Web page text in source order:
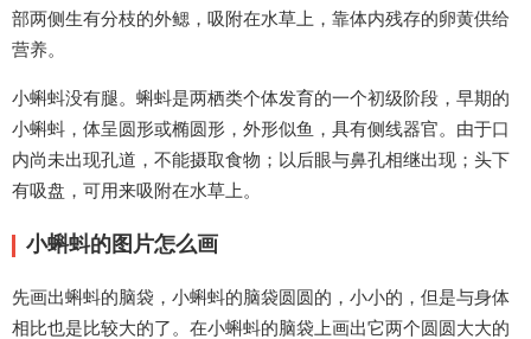
部两侧生有分枝的外鳃，吸附在水草上，靠体内残存的卵黄供给
营养。
小蝌蚪没有腿。蝌蚪是两栖类个体发育的一个初级阶段，早期的
小蝌蚪，体呈圆形或椭圆形，外形似鱼，具有侧线器官。由于口
内尚未出现孔道，不能摄取食物；以后眼与鼻孔相继出现；头下
有吸盘，可用来吸附在水草上。
小蝌蚪的图片怎么画
先画出蝌蚪的脑袋，小蝌蚪的脑袋圆圆的，小小的，但是与身体
相比也是比较大的了。在小蝌蚪的脑袋上画出它两个圆圆大大的